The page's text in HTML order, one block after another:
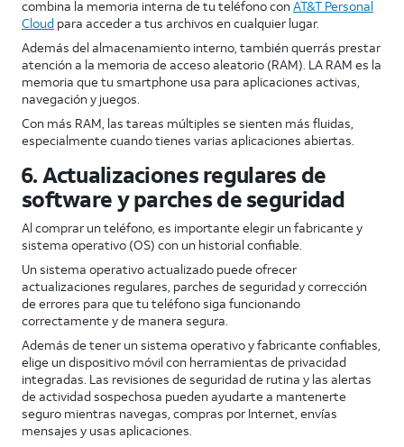
combina la memoria interna de tu teléfono conAT&T Personal
Cloud para acceder a tus archivos en cualquier lugar.
Además del almacenamiento interno, también querrás prestar
atención a la memoria de acceso aleatorio (RAM). LA RAM es la
memoria que tu smartphone usa para aplicaciones activas,
navegación y juegos.
Con más RAM, las tareas múltiples se sienten más fluidas,
especialmente cuando tienes varias aplicaciones abiertas.
6. Actualizaciones regulares de
software y parches de seguridad
Al comprar un teléfono, es importante elegir un fabricante y
sistema operativo (OS) con un historial confiable.
Un sistema operativo actualizado puede ofrecer
actualizaciones regulares, parches de seguridad y corrección
de errores para que tu teléfono siga funcionando
correctamente y de manera segura.
Además de tener un sistema operativo y fabricante confiables,
elige un dispositivo móvil con herramientas de privacidad
integradas. Las revisiones de seguridad de rutina y las alertas
de actividad sospechosa pueden ayudarte a mantenerte
seguro mientras navegas, compras por Internet, envías
mensajes y usas aplicaciones.